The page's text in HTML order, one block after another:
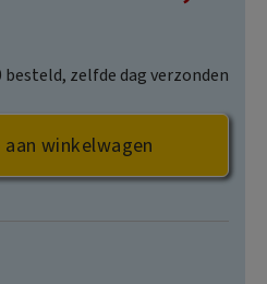
besteld, zelfde dag verzonden
winkelwagen